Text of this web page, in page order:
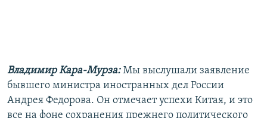
Владимир Кара-Мурза:Мы выслушали заявление
бывшего министра иностранных дел России
Андрея Федорова. Он отмечает успехи Китая, и это
все на фоне сохранения прежнего политического